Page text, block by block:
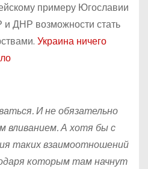
примеру Югославии
и ДНР возможности стать
Украина ничего
И не обязательно
вливанием. А хотя бы с
таких взаимоотношений
которым там начнут